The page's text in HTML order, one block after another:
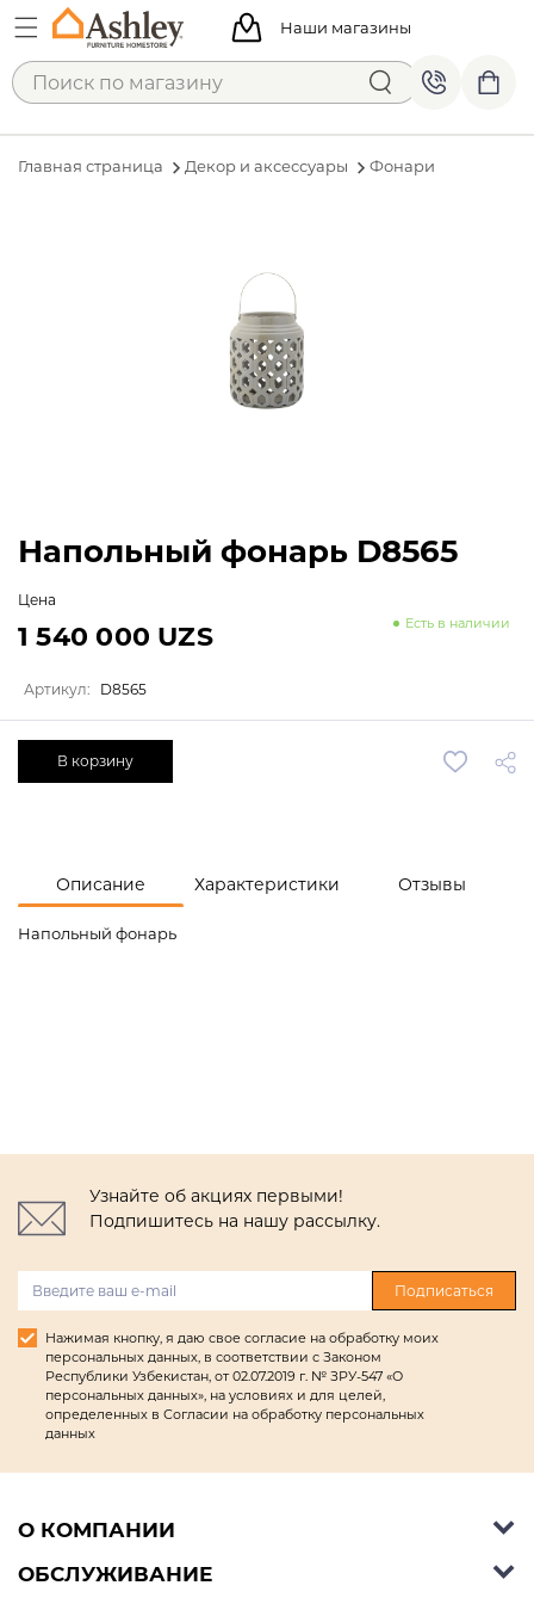
Наши магазины
Главная страница Декор и аксессуары Фонари
Описание Характеристики Отзывы
Напольный фонарь
Напольный фонарь D8565
Цена
Есть в наличии
1 540 000 UZS
Артикул: D8565
В корзину
Узнайте об акциях первыми!
Подпишитесь на нашу рассылку.
Подписаться
Нажимая кнопку, я даю свое согласие на обработку моих
персональных данных, в соответствии с Законом
Республики Узбекистан, от 02.07.2019 г. № ЗРУ-547 «О
персональных данных», на условиях и для целей,
определенных в Согласии на обработку персональных
данных
О КОМПАНИИ
Об Ashley Furniture HomeStore
ОБСЛУЖИВАНИЕ